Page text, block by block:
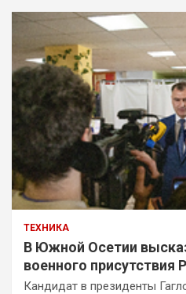
ТЕХНИКА
В Южной Осетии
военного присутствия
Кандидат в президенты